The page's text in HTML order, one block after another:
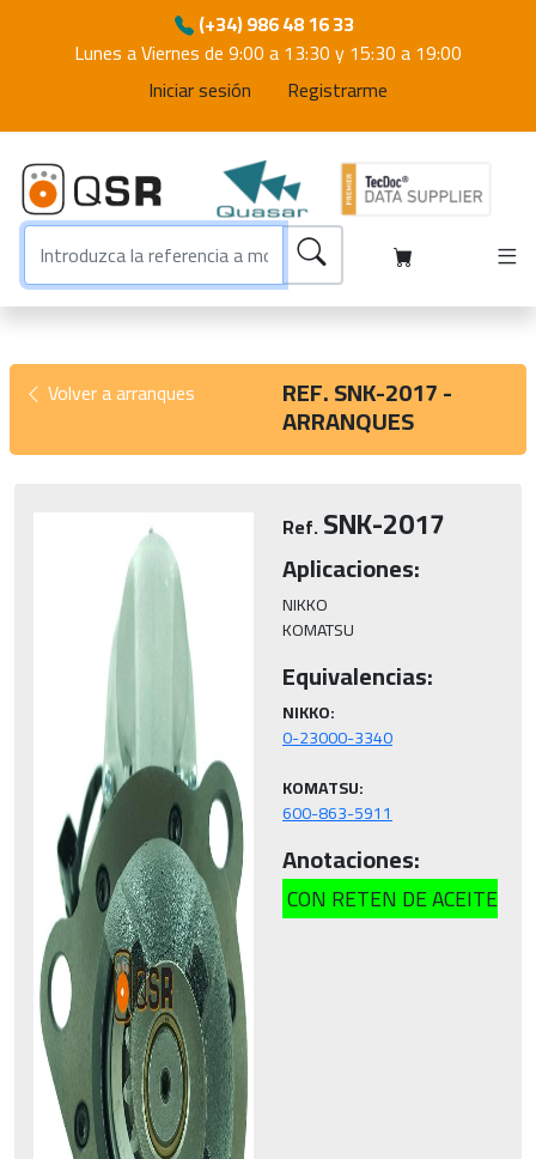
(+34) 986 48 16 33
Lunes a Viernes de 9:00 a 13:30 y 15:30 a 19:00
Iniciar sesión
Registrarme
Volver a arranques REF. SNK-2017 -
ARRANQUES
Ref.SNK-2017
Aplicaciones:
NIKKO
KOMATSU
Equivalencias:
NIKKO:
KOMATSU:
600-863-5911
Anotaciones:
CON RETEN DE ACEITE